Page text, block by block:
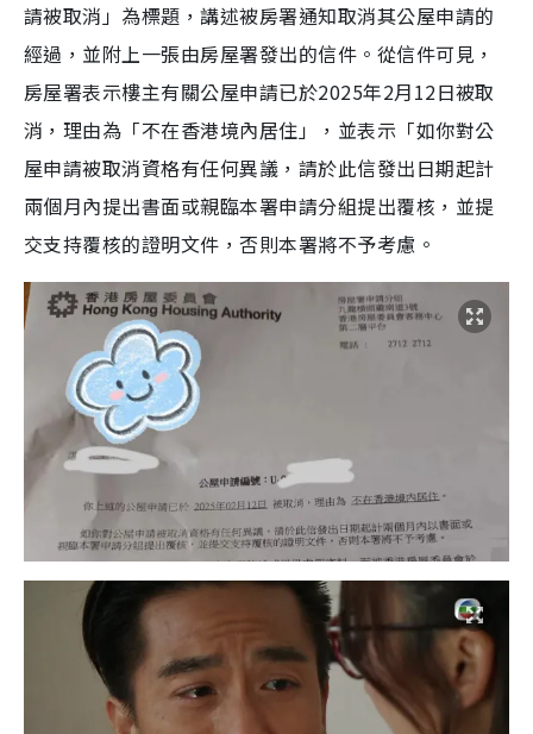
請被取消」為標題，講述被房署通知取消其公屋申請的
經過，並附上一張由房屋署發出的信件。從信件可見，
房屋署表示樓主有關公屋申請已於2025年2月12日被取
消，理由為「不在香港境內居住」，並表示「如你對公
屋申請被取消資格有任何異議，請於此信發出日期起計
兩個月內提出書面或親臨本署申請分組提出覆核，並提
交支持覆核的證明文件，否則本署將不予考慮。